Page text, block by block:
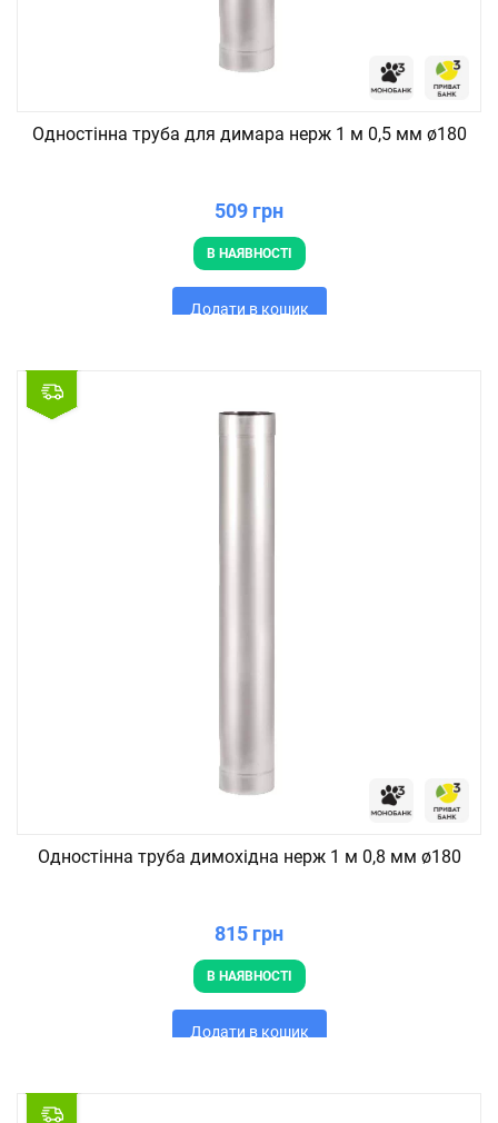
Одностінна труба для димара нерж 1 м 0,5 мм ø180
509 грн
В НАЯВНОСТІ
Додати в кошик
Одностінна труба димохідна нерж 1 м 0,8 мм ø180
815 грн
В НАЯВНОСТІ
Додати в кошик